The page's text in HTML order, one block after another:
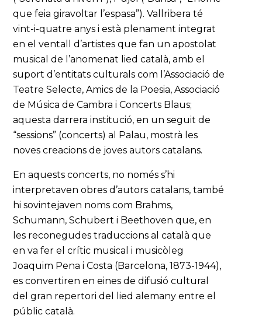
que feia giravoltar l’espasa”). Vallribera té
vint-i-quatre anys i està plenament integrat
en el ventall d’artistes que fan un apostolat
musical de l’anomenat lied català, amb el
suport d’entitats culturals com l’Associació de
Teatre Selecte, Amics de la Poesia, Associació
de Música de Cambra i Concerts Blaus;
aquesta darrera institució, en un seguit de
“sessions” (concerts) al Palau, mostrà les
noves creacions de joves autors catalans.
En aquests concerts, no només s’hi
interpretaven obres d’autors catalans, també
hi sovintejaven noms com Brahms,
Schumann, Schubert i Beethoven que, en
les reconegudes traduccions al català que
en va fer el crític musical i musicòleg
Joaquim Pena i Costa (Barcelona, 1873-1944),
es convertiren en eines de difusió cultural
del gran repertori del lied alemany entre el
públic català.